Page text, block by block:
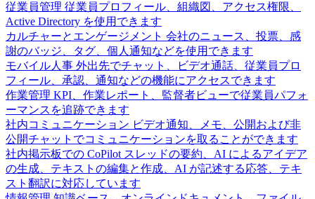
従業員管理 従業員プロフィール、組織図、アクセス権限、
Active Directory を使用できます
カルチャーとエンゲージメント 会社のニュース、投票、感
謝のバッジ、タグ、個人通知などを使用できます
モバイル人事 外出先でチャット、ビデオ通話、従業員プロ
フィール、承認、通知などの機能にアクセスできます
作業管理 KPI、作業レポート、監督者ビューで従業員パフォ
ーマンスを追跡できます
社内コミュニケーション ビデオ通知、メモ、公開および非
公開チャットでコミュニケーションを取ることができます
社内掲示板での CoPilot スレッドの要約、AI によるアイデア
の生成、テキストの編集と作成、AI が記述する応答、テキ
スト翻訳に対応しています